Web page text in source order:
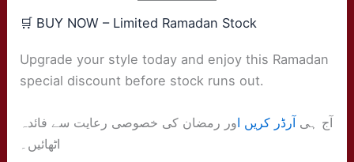
🛒 BUY NOW – Limited Ramadan Stock
Upgrade your style today and enjoy this Ramadan
special discount before stock runs out.
آج ہی آرڈر کریں اور رمضان کی خصوصی رعایت سے فائدہ
اٹھائیں۔